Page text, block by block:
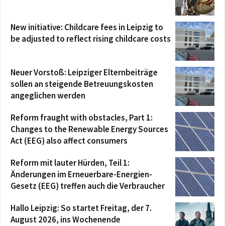
New initiative: Childcare fees in Leipzig to
be adjusted to reflect rising childcare costs
Neuer Vorstoß: Leipziger Elternbeiträge
sollen an steigende Betreuungskosten
angeglichen werden
Reform fraught with obstacles, Part 1:
Changes to the Renewable Energy Sources
Act (EEG) also affect consumers
Reform mit lauter Hürden, Teil 1:
Änderungen im Erneuerbare-Energien-
Gesetz (EEG) treffen auch die Verbraucher
Hallo Leipzig: So startet Freitag, der 7.
August 2026, ins Wochenende